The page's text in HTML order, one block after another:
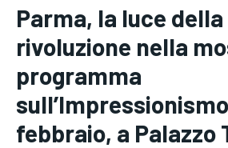
Parma, la luce della
rivoluzione nella
programma
febbraio, a Palazzo